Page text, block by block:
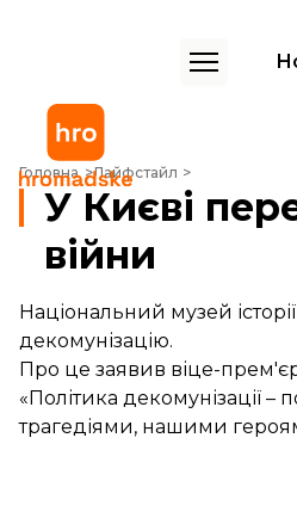
Головна Лайфстайл
У Києві перейменують музей історії
У Києві
війни
Національний музей
декомунізацію.
Про це заявив віце-
«Політика декомунізації
трагедіями, нашими